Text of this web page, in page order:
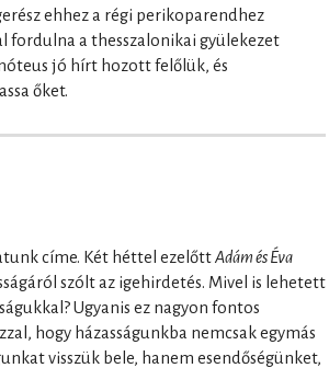
ehhez a régi perikoparendhez
fordulna a thesszalonikai gyülekezet
jó hírt hozott felőlük, és
őket.
címe. Két héttel ezelőttAdám és Éva
szólt az igehirdetés. Mivel is lehetett
Ugyanis ez nagyon fontos
hogy házasságunkba nemcsak egymás
visszük bele, hanem esendőségünket,